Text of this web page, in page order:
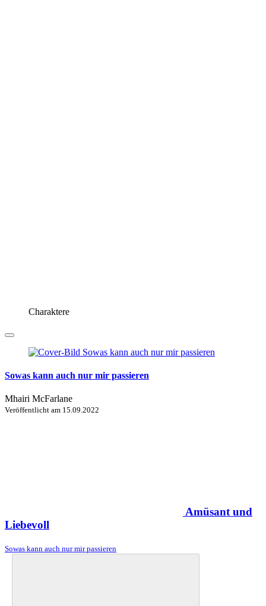
Charaktere
Sowas kann auch nur mir passieren
Mhairi McFarlane
Veröffentlicht am 15.09.2022
Amüsant und
Liebevoll
Sowas kann auch nur mir passieren